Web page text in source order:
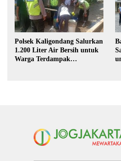
Polsek Kaligondang Salurkan
1.200 Liter Air Bersih untuk
Warga Terdampak